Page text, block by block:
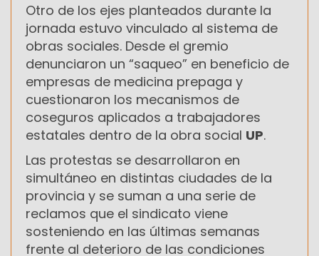
Otro de los ejes planteados durante la
jornada estuvo vinculado al sistema de
obras sociales. Desde el gremio
denunciaron un “saqueo” en beneficio de
empresas de medicina prepaga y
cuestionaron los mecanismos de
coseguros aplicados a trabajadores
estatales dentro de la obra social UP.
Las protestas se desarrollaron en
simultáneo en distintas ciudades de la
provincia y se suman a una serie de
reclamos que el sindicato viene
sosteniendo en las últimas semanas
frente al deterioro de las condiciones